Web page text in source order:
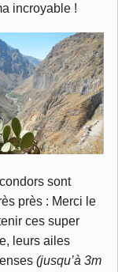
incroyable !
sont
près : Merci le
ces super
leurs ailes
(jusqu’à 3m